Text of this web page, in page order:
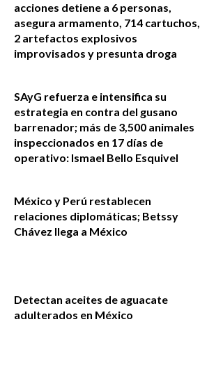
acciones detiene a 6 personas,
asegura armamento, 714 cartuchos,
2 artefactos explosivos
improvisados y presunta droga
SAyG refuerza e intensifica su
estrategia en contra del gusano
barrenador; más de 3,500 animales
inspeccionados en 17 días de
operativo: Ismael Bello Esquivel
México y Perú restablecen
relaciones diplomáticas; Betssy
Chávez llega a México
Detectan aceites de aguacate
adulterados en México